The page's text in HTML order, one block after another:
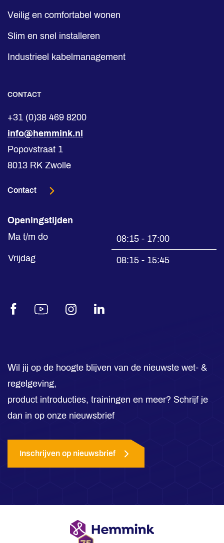
Veilig en comfortabel wonen
Slim en snel installeren
Industrieel kabelmanagement
CONTACT
+31 (0)38 469 8200
info@hemmink.nl
Popovstraat 1
8013 RK Zwolle
Contact
Openingstijden
Ma t/m do
08:15 - 17:00
Vrijdag
08:15 - 15:45
FacebookYoutubeInstagramLinkedIn
Wil jij op de hoogte blijven van de nieuwste wet- &
regelgeving,
product introducties, trainingen en meer? Schrijf je
dan in op onze nieuwsbrief
Inschrijven op nieuwsbrief